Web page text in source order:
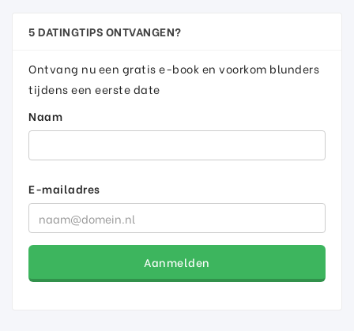
5 DATINGTIPS ONTVANGEN?
Ontvang nu een gratis e-book en voorkom blunders
tijdens een eerste date
Naam
E-mailadres
Aanmelden